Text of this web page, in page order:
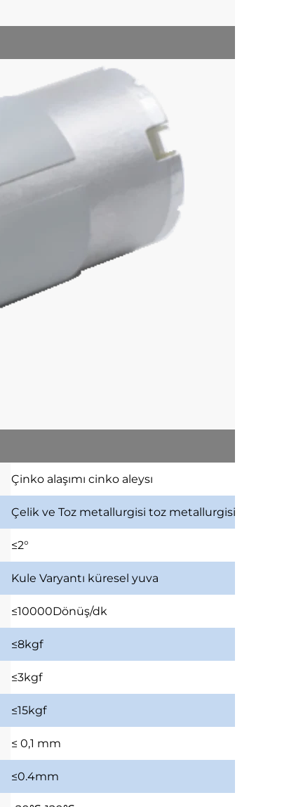
Çinko alaşımı cinko aleysı
Çelik ve Toz metallurgisi toz metallurgisi, çelik diş
≤2°
Kule Varyantı küresel yuva
≤10000Dönüş/dk
≤8kgf
≤3kgf
≤15kgf
≤ 0,1 mm
≤0.4mm